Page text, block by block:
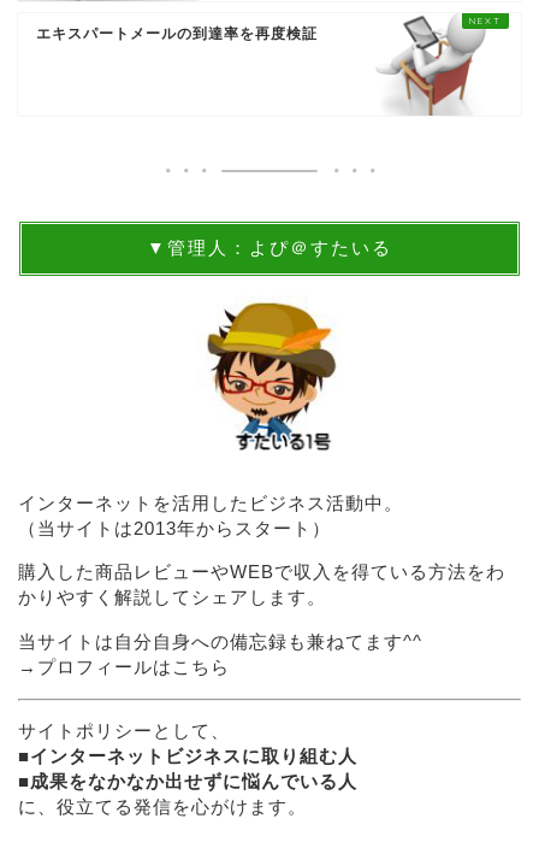
エキスパートメールの到達率を再度検証
▼管理人：よぴ＠すたいる
インターネットを活用したビジネス活動中。
（当サイトは2013年からスタート）
購入した商品レビューやWEBで収入を得ている方法をわ
かりやすく解説してシェアします。
当サイトは自分自身への備忘録も兼ねてます^^
→ プロフィールはこちら
サイトポリシーとして、
■インターネットビジネスに取り組む人
■成果をなかなか出せずに悩んでいる人
に、役立てる発信を心がけます。